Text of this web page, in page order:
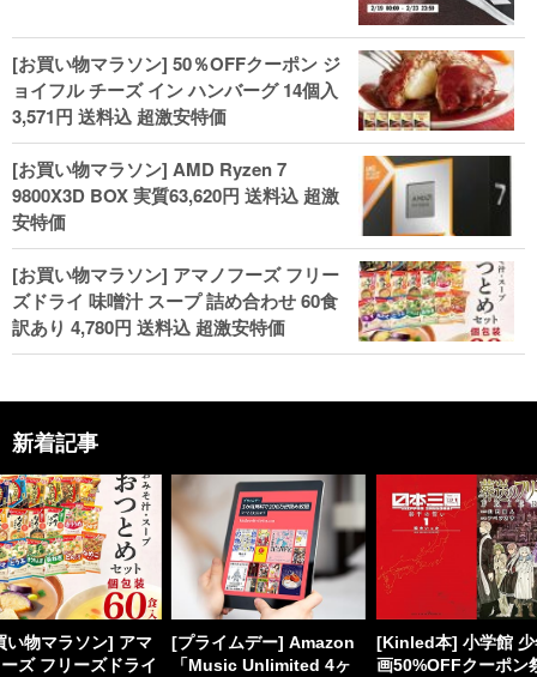
[お買い物マラソン] 50％OFFクーポン ジ
ョイフル チーズ イン ハンバーグ 14個入
3,571円 送料込 超激安特価
[お買い物マラソン] AMD Ryzen 7
9800X3D BOX 実質63,620円 送料込 超激
安特価
[お買い物マラソン] アマノフーズ フリー
ズドライ 味噌汁 スープ 詰め合わせ 60食
訳あり 4,780円 送料込 超激安特価
新着記事
[プライムデー] Amazon
「Music Unlimited 4ヶ
[Kinled本] 小学館 少
画50%OFFクーポン
い物マラソン] アマ
ズ フリーズドライ